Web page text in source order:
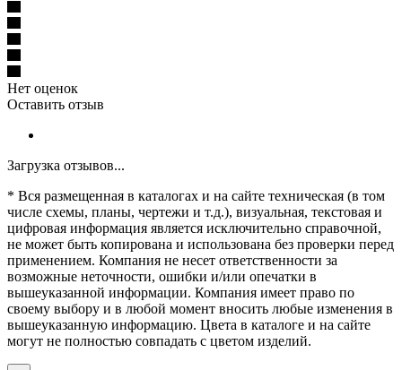
Нет оценок
Оставить отзыв
Загрузка отзывов...
* Вся размещенная в каталогах и на сайте техническая (в том
числе схемы, планы, чертежи и т.д.), визуальная, текстовая и
цифровая информация является исключительно справочной,
не может быть копирована и использована без проверки перед
применением. Компания не несет ответственности за
возможные неточности, ошибки и/или опечатки в
вышеуказанной информации. Компания имеет право по
своему выбору и в любой момент вносить любые изменения в
вышеуказанную информацию. Цвета в каталоге и на сайте
могут не полностью совпадать с цветом изделий.